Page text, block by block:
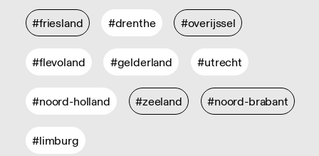
#friesland #drenthe #overijssel
#flevoland #gelderland #utrecht
#noord-holland #zeeland #noord-brabant
#limburg